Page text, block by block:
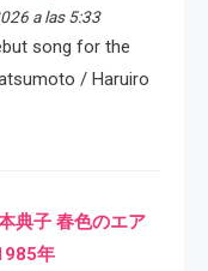
a las 5:33
song for the
/ Haruiro
典子 春色のエア
年